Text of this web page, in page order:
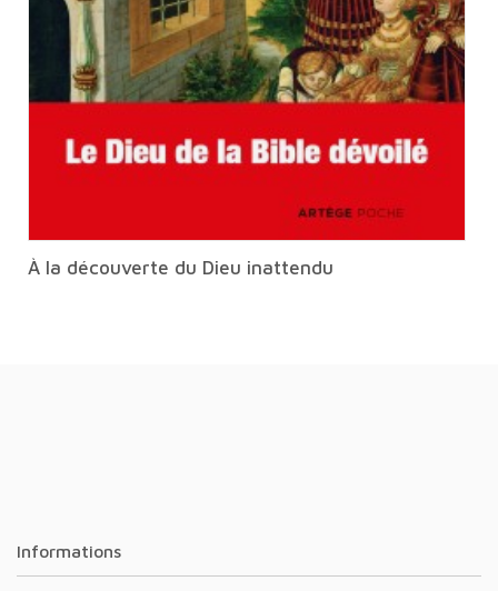
À la découverte du Dieu inattendu
Informations